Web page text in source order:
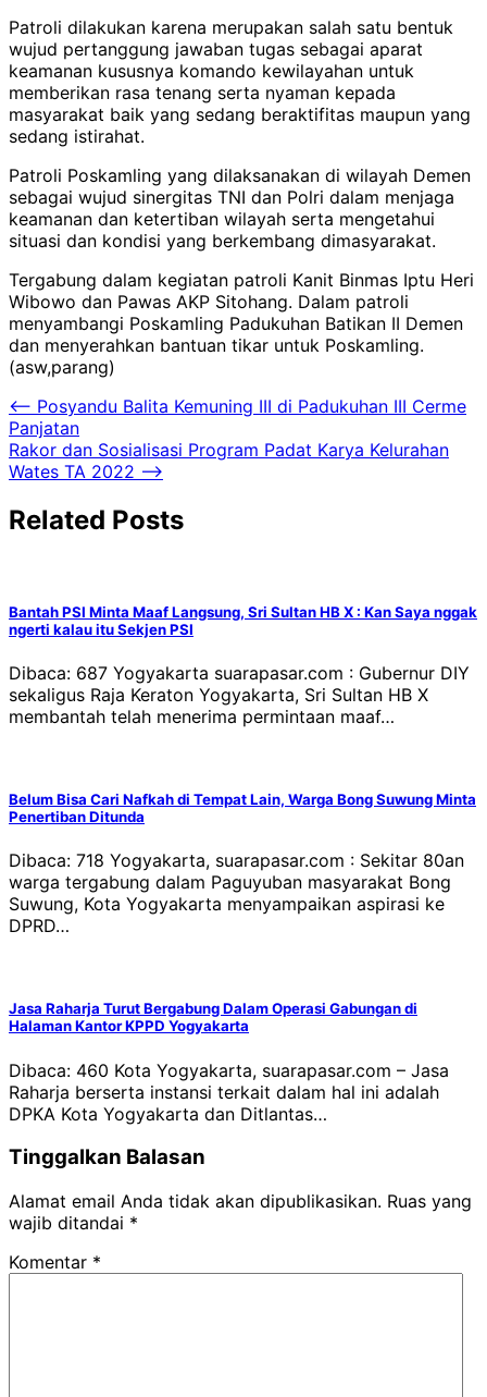
Patroli dilakukan karena merupakan salah satu bentuk
wujud pertanggung jawaban tugas sebagai aparat
keamanan kususnya komando kewilayahan untuk
memberikan rasa tenang serta nyaman kepada
masyarakat baik yang sedang beraktifitas maupun yang
sedang istirahat.
Patroli Poskamling yang dilaksanakan di wilayah Demen
sebagai wujud sinergitas TNI dan Polri dalam menjaga
keamanan dan ketertiban wilayah serta mengetahui
situasi dan kondisi yang berkembang dimasyarakat.
Tergabung dalam kegiatan patroli Kanit Binmas Iptu Heri
Wibowo dan Pawas AKP Sitohang. Dalam patroli
menyambangi Poskamling Padukuhan Batikan II Demen
dan menyerahkan bantuan tikar untuk Poskamling.
(asw,parang)
Navigasi
pos
⟵ Posyandu Balita Kemuning III di Padukuhan III Cerme
Panjatan
Rakor dan Sosialisasi Program Padat Karya Kelurahan
Wates TA 2022 ⟶
Related Posts
Bantah PSI Minta Maaf Langsung, Sri Sultan HB X : Kan Saya nggak
ngerti kalau itu Sekjen PSI
Dibaca: 687 Yogyakarta suarapasar.com : Gubernur DIY
sekaligus Raja Keraton Yogyakarta, Sri Sultan HB X
membantah telah menerima permintaan maaf…
Belum Bisa Cari Nafkah di Tempat Lain, Warga Bong Suwung Minta
Penertiban Ditunda
Dibaca: 718 Yogyakarta, suarapasar.com : Sekitar 80an
warga tergabung dalam Paguyuban masyarakat Bong
Suwung, Kota Yogyakarta menyampaikan aspirasi ke
DPRD…
Jasa Raharja Turut Bergabung Dalam Operasi Gabungan di
Halaman Kantor KPPD Yogyakarta
Dibaca: 460 Kota Yogyakarta, suarapasar.com – Jasa
Raharja berserta instansi terkait dalam hal ini adalah
DPKA Kota Yogyakarta dan Ditlantas…
Tinggalkan Balasan
Alamat email Anda tidak akan dipublikasikan. Ruas yang
wajib ditandai *
Komentar *